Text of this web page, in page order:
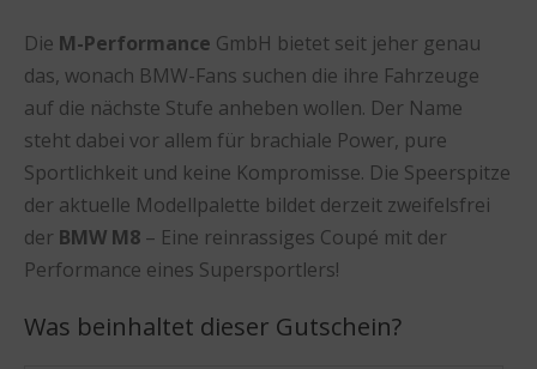
Die M-Performance GmbH bietet seit jeher genau
das, wonach BMW-Fans suchen die ihre Fahrzeuge
auf die nächste Stufe anheben wollen. Der Name
steht dabei vor allem für brachiale Power, pure
Sportlichkeit und keine Kompromisse. Die Speerspitze
der aktuelle Modellpalette bildet derzeit zweifelsfrei
der BMW M8 – Eine reinrassiges Coupé mit der
Performance eines Supersportlers!
Was beinhaltet dieser Gutschein?